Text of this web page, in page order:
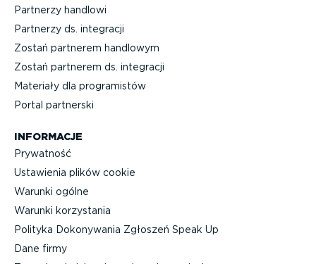
Partnerzy handlowi
Partnerzy ds. integracji
Zostań partnerem handlowym
Zostań partnerem ds. integracji
Materiały dla progra­mistów
Portal partnerski
INFORMACJE
Prywatność
Ustawienia plików cookie
Warunki ogólne
Warunki korzystania
Polityka Dokonywania Zgłoszeń Speak Up
Dane firmy